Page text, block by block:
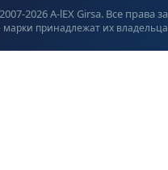
2026A-lEX Girsa. Все права
марки принадлежат их